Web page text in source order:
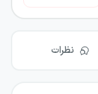
نظرات